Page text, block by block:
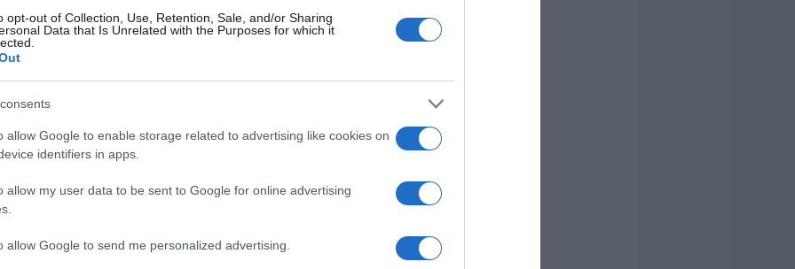
opt-out of Collection, Use, Retention, Sale, and/or Sharing
Data that Is Unrelated with the Purposes for which it
allow Google to enable storage related to advertising like cookies on
identifiers in apps.
allow my user data to be sent to Google for online advertising
allow Google to send me personalized advertising.
hogy lelkileg is kiegyensúlyozott legyen. Ha
az én esetemben az úszásra is sokkal
hogy a párom mellettem van, nagy segítség a
minden a legnagyobb rendben, úgy gondolom,
elképzelni?
a felkészülési ütemről, a versenyekről.
csapat, amelynek tagjai segítenek. A klubomban, az
nekem a szükséges tréningeket, így azért
Dániel trénereként ismerté vált Nagy József is segíti a